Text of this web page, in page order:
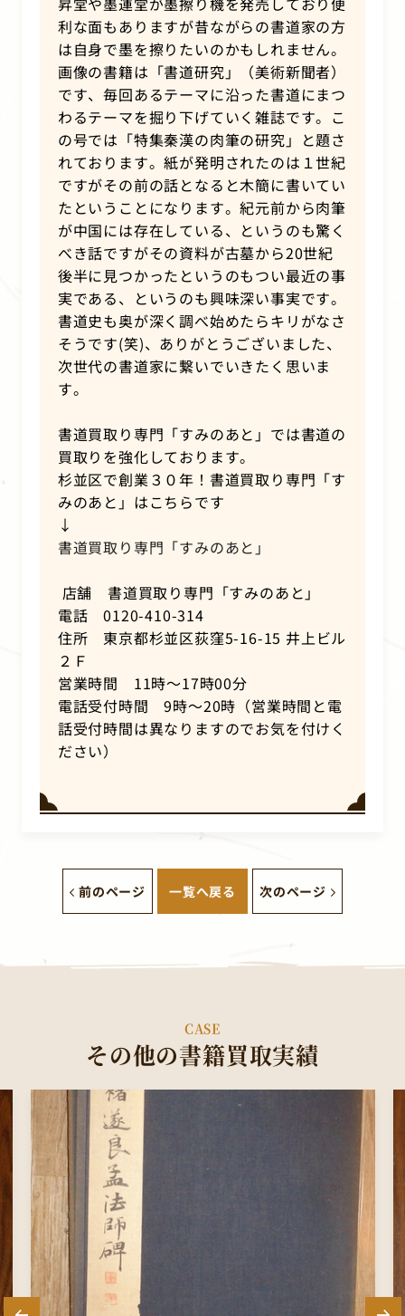
利な面もありますが昔ながらの書道家の方
は自身で墨を擦りたいのかもしれません。
画像の書籍は「書道研究」（美術新聞者）
です、毎回あるテーマに沿った書道にまつ
わるテーマを掘り下げていく雑誌です。こ
の号では「特集秦漢の肉筆の研究」と題さ
れております。紙が発明されたのは１世紀
ですがその前の話となると木簡に書いてい
たということになります。紀元前から肉筆
が中国には存在している、というのも驚く
べき話ですがその資料が古墓から20世紀
後半に見つかったというのもつい最近の事
実である、というのも興味深い事実です。
書道史も奥が深く調べ始めたらキリがなさ
そうです(笑)、ありがとうございました、
次世代の書道家に繋いでいきたく思いま
す。
書道買取り専門「すみのあと」では書道の
買取りを強化しております。
杉並区で創業３０年！書道買取り専門「す
みのあと」はこちらです
↓
書道買取り専門「すみのあと」
店舗 書道買取り専門「すみのあと」
電話 0120-410-314
住所 東京都杉並区荻窪5-16-15 井上ビル
２Ｆ
営業時間 11時～17時00分
電話受付時間 9時～20時（営業時間と電
話受付時間は異なりますのでお気を付けく
ださい）
前のページ 一覧へ戻る 次のページ
CASE
その他の書籍買取実績